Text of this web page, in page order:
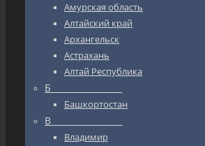
Амурская область
Алтайский край
Архангельск
Астрахань
Алтай Республика
Б_________________
Башкортостан
В_________________
Владимир